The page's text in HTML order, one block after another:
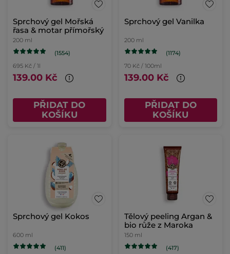
Sprchový gel Mořská
řasa & motar přímořský
200 ml
(1554)
695 Kč / 1l
139.00 Kč
PŘIDAT DO
KOŠÍKU
Sprchový gel Vanilka
200 ml
(1174)
70 Kč / 100ml
139.00 Kč
PŘIDAT DO
KOŠÍKU
Sprchový gel Kokos
600 ml
(411)
Tělový peeling Argan &
bio růže z Maroka
150 ml
(417)